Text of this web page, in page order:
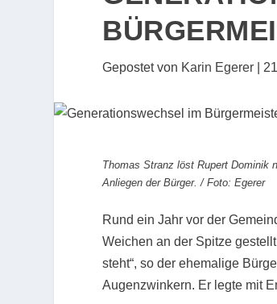
Gepostet von Karin Egerer
Thomas Stranz löst Rupert Dominik
Anliegen der Bürger. / Foto: Egerer
Rund ein Jahr vor der
Weichen an der Spitze
steht“, so der ehemalige
Augenzwinkern. Er legte mit